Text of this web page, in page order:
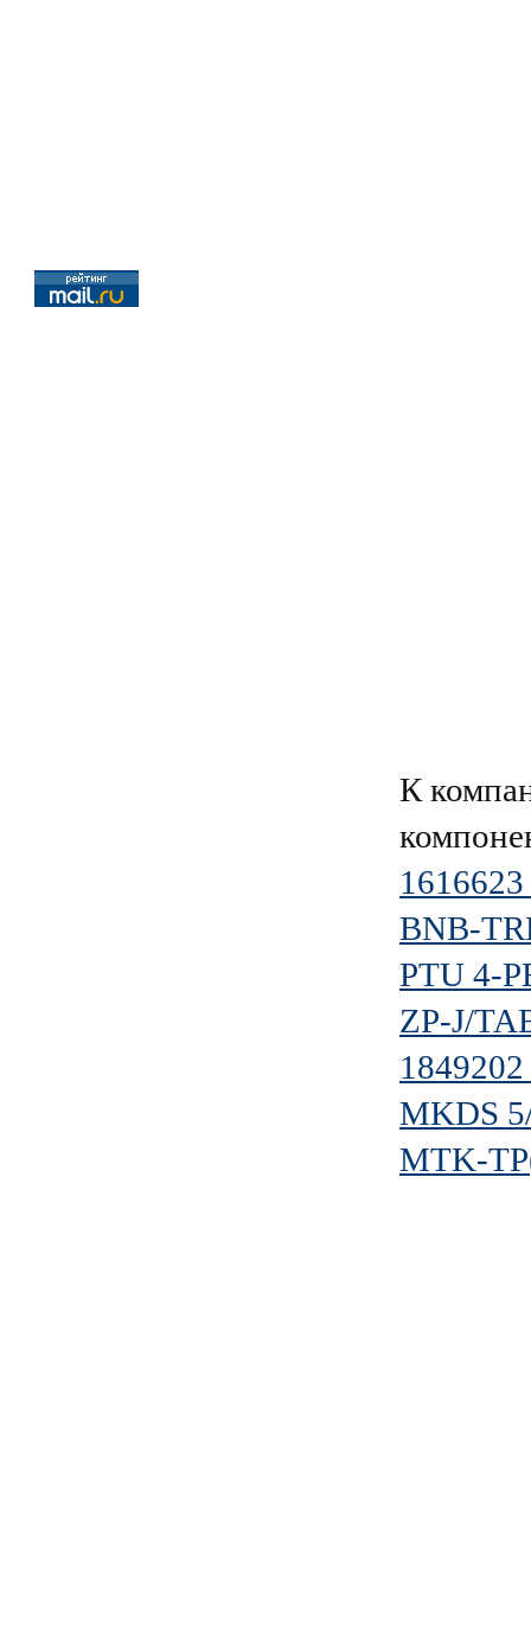
К
BNB-
PTU 4-
ZP-J/
MKDS
MTK-